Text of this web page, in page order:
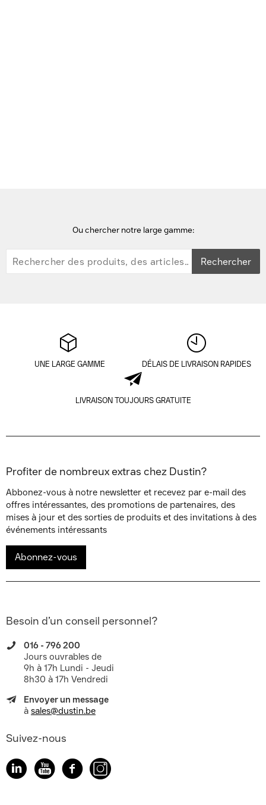
Ou chercher notre large gamme:
Rechercher
UNE LARGE GAMME DÉLAIS DE LIVRAISON RAPIDES
LIVRAISON TOUJOURS GRATUITE
Profiter de nombreux extras chez Dustin?
Abbonez-vous à notre newsletter et recevez par e-mail des
offres intéressantes, des promotions de partenaires, des
mises à jour et des sorties de produits et des invitations à des
événements intéressants
Abonnez-vous
Besoin d’un conseil personnel?
016 - 796 200
Jours ouvrables de
9h à 17h Lundi - Jeudi
8h30 à 17h Vendredi
Envoyer un message
à sales@dustin.be
Suivez-nous